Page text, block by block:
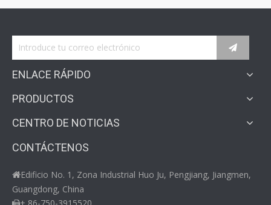
ENLACE RÁPIDO
PRODUCTOS
CENTRO DE NOTICIAS
CONTÁCTENOS
Edificio No. 1, Zona Industrial Huo Ju, Pengjiang, Jiangmen,
Guangdong, China
+ 86-750-3915520